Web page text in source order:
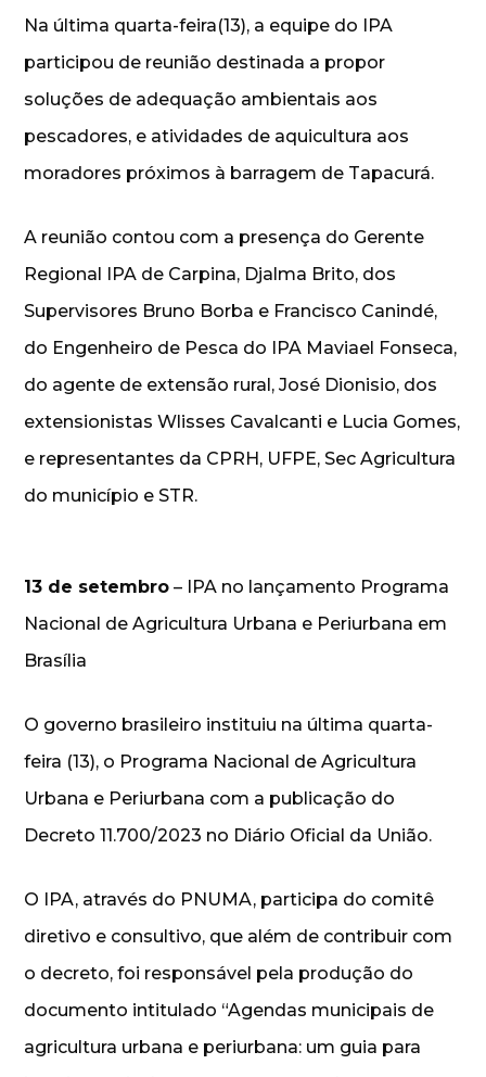
Na última quarta-feira(13), a equipe do IPA
participou de reunião destinada a propor
soluções de adequação ambientais aos
pescadores, e atividades de aquicultura aos
moradores próximos à barragem de Tapacurá.
A reunião contou com a presença do Gerente
Regional IPA de Carpina, Djalma Brito, dos
Supervisores Bruno Borba e Francisco Canindé,
do Engenheiro de Pesca do IPA Maviael Fonseca,
do agente de extensão rural, José Dionisio, dos
extensionistas Wlisses Cavalcanti e Lucia Gomes,
e representantes da CPRH, UFPE, Sec Agricultura
do município e STR.
13 de setembro – IPA no lançamento Programa
Nacional de Agricultura Urbana e Periurbana em
Brasília
O governo brasileiro instituiu na última quarta-
feira (13), o Programa Nacional de Agricultura
Urbana e Periurbana com a publicação do
Decreto 11.700/2023 no Diário Oficial da União.
O IPA, através do PNUMA, participa do comitê
diretivo e consultivo, que além de contribuir com
o decreto, foi responsável pela produção do
documento intitulado “Agendas municipais de
agricultura urbana e periurbana: um guia para